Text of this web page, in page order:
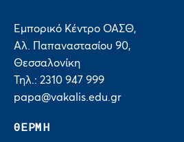
Εμπορικό Κέντρο ΟΑΣΘ,
Αλ. Παπαναστασίου 90,
Θεσσαλονίκη
Τηλ.: 2310 947 999
papa@vakalis.edu.gr
ΘΕΡΜΗ